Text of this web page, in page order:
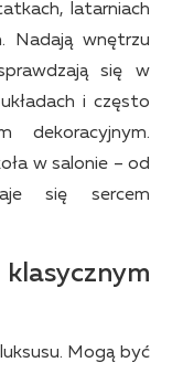
latarniach
Nadają wnętrzu
się w
i często
dekoracyjnym.
w salonie – od
się sercem
Mogą być